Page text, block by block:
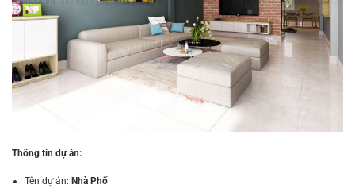
Thông tin dự án:
Tên dự án: Nhà Phố